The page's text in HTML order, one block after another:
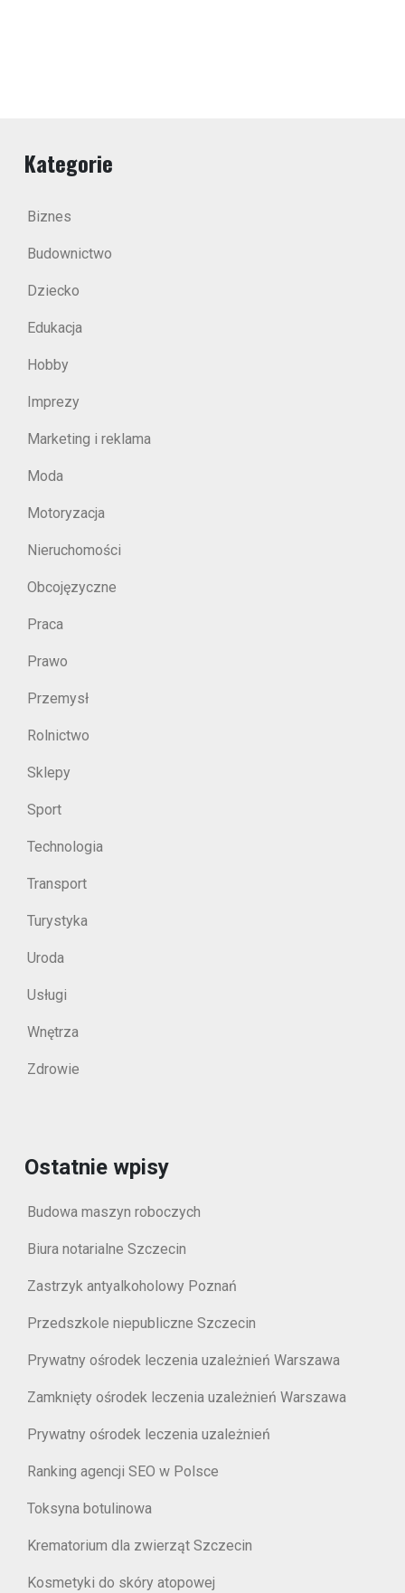
Kategorie
Biznes
Budownictwo
Dziecko
Edukacja
Hobby
Imprezy
Marketing i reklama
Moda
Motoryzacja
Nieruchomości
Obcojęzyczne
Praca
Prawo
Przemysł
Rolnictwo
Sklepy
Sport
Technologia
Transport
Turystyka
Uroda
Usługi
Wnętrza
Zdrowie
Ostatnie wpisy
Budowa maszyn roboczych
Biura notarialne Szczecin
Zastrzyk antyalkoholowy Poznań
Przedszkole niepubliczne Szczecin
Prywatny ośrodek leczenia uzależnień Warszawa
Zamknięty ośrodek leczenia uzależnień Warszawa
Prywatny ośrodek leczenia uzależnień
Ranking agencji SEO w Polsce
Toksyna botulinowa
Krematorium dla zwierząt Szczecin
Kosmetyki do skóry atopowej